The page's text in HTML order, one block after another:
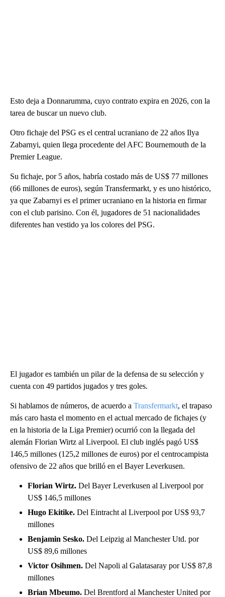
Esto deja a Donnarumma, cuyo contrato expira en 2026, con la
tarea de buscar un nuevo club.
Otro fichaje del PSG es el central ucraniano de 22 años Ilya
Zabarnyi, quien llega procedente del AFC Bournemouth de la
Premier League.
Su fichaje, por 5 años, habría costado más de US$ 77 millones
(66 millones de euros), según Transfermarkt, y es uno histórico,
ya que Zabarnyi es el primer ucraniano en la historia en firmar
con el club parisino. Con él, jugadores de 51 nacionalidades
diferentes han vestido ya los colores del PSG.
El jugador es también un pilar de la defensa de su selección y
cuenta con 49 partidos jugados y tres goles.
Si hablamos de números, de acuerdo a Transfermarkt, el trapaso
más caro hasta el momento en el actual mercado de fichajes (y
en la historia de la Liga Premier) ocurrió con la llegada del
alemán Florian Wirtz al Liverpool. El club inglés pagó US$
146,5 millones (125,2 millones de euros) por el centrocampista
ofensivo de 22 años que brilló en el Bayer Leverkusen.
Florian Wirtz. Del Bayer Leverkusen al Liverpool por
US$ 146,5 millones
Hugo Ekitike. Del Eintracht al Liverpool por US$ 93,7
millones
Benjamin Sesko. Del Leipzig al Manchester Utd. por
US$ 89,6 millones
Victor Osihmen. Del Napoli al Galatasaray por US$ 87,8
millones
Brian Mbeumo. Del Brentford al Manchester United por